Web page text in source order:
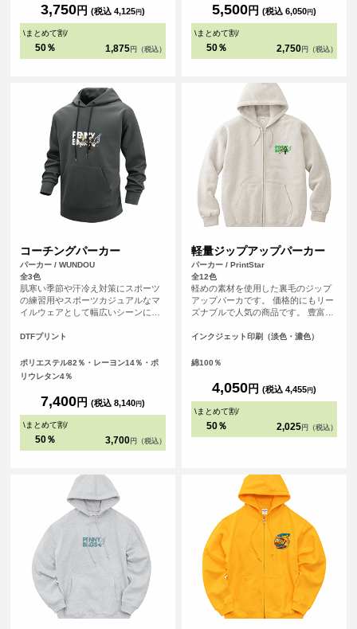
ーグリーンなど豊富なカラー展開が
魅力のオリジナルパーカーに最適な1
枚です。
3,750円 (税込 4,125円)
\まとめて割/
50％ 1,875 円（税込）
ジョギングやフィットネスはもちろ
ん、山登りやハイキングなどでも活
躍。アウトドアでも室内でも、どち
5,500円 (税込 6,050円)
\まとめて割/
50％ 2,750 円（税込）
コーチングパーカー
パーカー / WUNDOU
全3色
肌寒い季節や汗冷え対策にスポーツ
の練習用やスポーツカジュアルなマ
イルウェアとして幅広いシーンにフ
ダンボールニット素材を使用してい
しておすすめのアイテムです。
DTFプリント
ポリエステル82％・レーヨン14％・ポ
リウレタン4％
7,400円 (税込 8,140円)
\まとめて割/
50％ 3,700 円（税込）
軽量ジップアップパーカー
パーカー / PrintStar
全12色
軽めの素材を使用した裏毛のジップ
アップパーカです。 価格的にもリー
ズナブルで人気の商品です。 豊富な
れるカジュアルさが嬉しいパーカー
インクジェット印刷（淡色・濃色）
綿100％
4,050円 (税込 4,455円)
\まとめて割/
50％ 2,025 円（税込）